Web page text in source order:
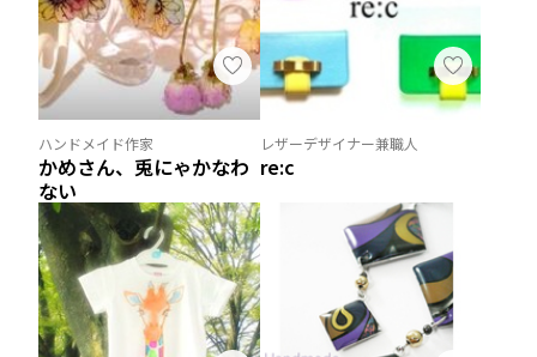
ハンドメイド作家
かめさん、兎にゃかなわ
ない
レザーデザイナー兼職人
re:c